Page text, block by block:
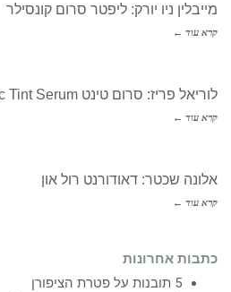
מייבלין ניו יורק: ליפטר סרום קונסילר
קרא עוד ←
לוריאל פריז: סרום טינט Hyaluronic Tint Serum
קרא עוד ←
אלונה שכטר: דאודורנט רול און
קרא עוד ←
כתבות אחרונות
5 תובנות על פטרת הציפורן